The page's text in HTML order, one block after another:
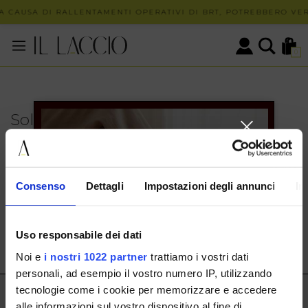
Consenso Dettagli Impostazioni degli annunci
Uso responsabile dei dati
Noi e i nostri 1022 partner trattiamo i vostri dati
personali, ad esempio il vostro numero IP, utilizzando
tecnologie come i cookie per memorizzare e accedere
CAUSA DI RALLENTAMENTI OPERATIVI DI BRT, POTREBBERO
0
Solo in negozio
PUOI TROVARE QUESTO ARTICOLO SOLO PRESSO I
NOSTRI PUNTI VENDITA:
customerservice@illaccio.it
IL LACCIO